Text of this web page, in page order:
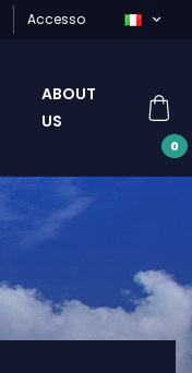
Accesso
ABOUT
US
0